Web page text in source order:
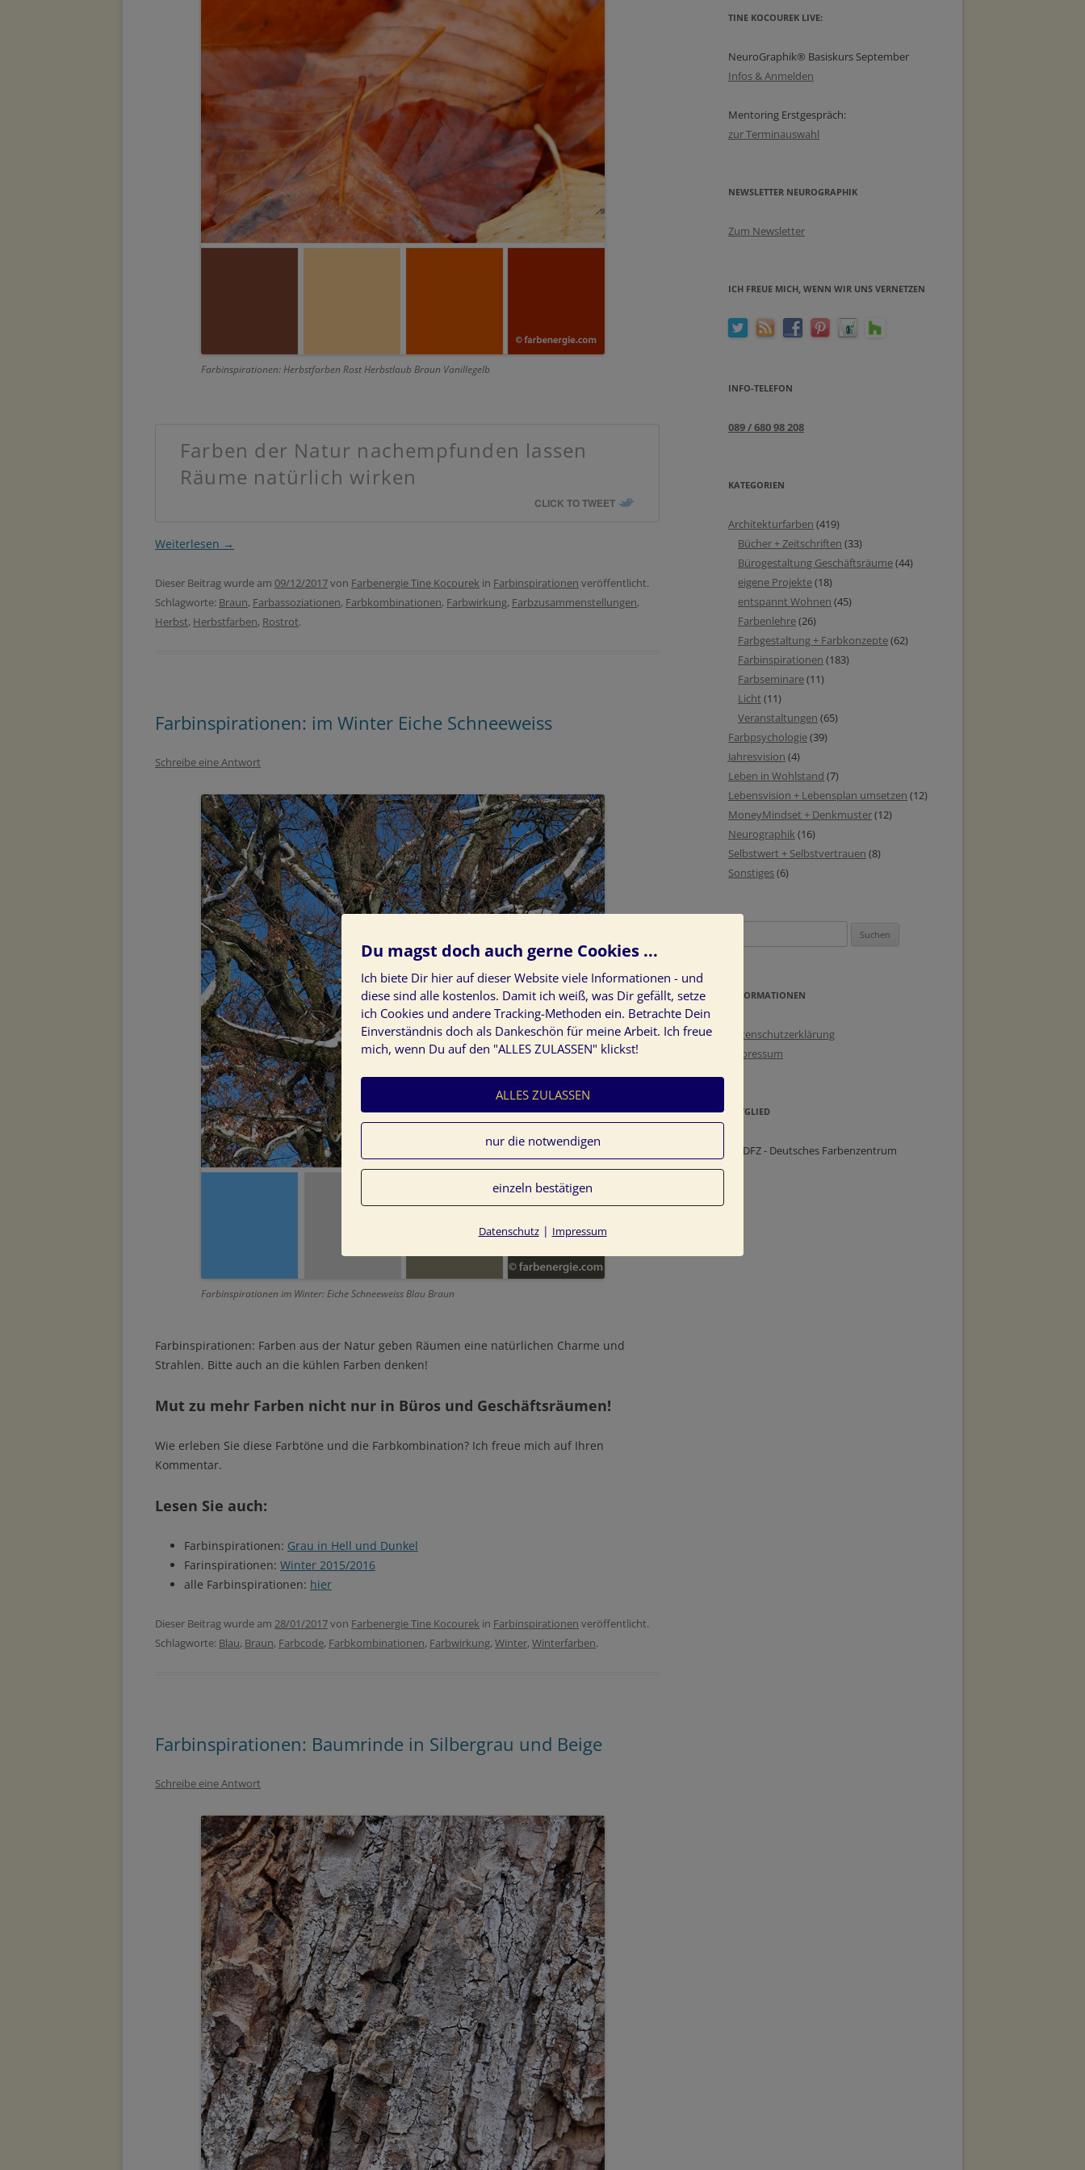
Farbinspirationen: Herbstfarben Rost Herbstlaub Braun Vanillegelb
Farben der Natur nachempfunden lassen
Räume natürlich wirken
CLICK TO TWEET
Weiterlesen →
Dieser Beitrag wurde am 09/12/2017von Farbenergie Tine Kocourek in Farbinspirationen veröffentlicht.
Schlagworte: Braun, Farbassoziationen, Farbkombinationen, Farbwirkung, Farbzusammenstellungen,
Herbst, Herbstfarben, Rostrot.
Farbinspirationen: im Winter Eiche Schneeweiss
Schreibe eine Antwort
Farbinspirationen im Winter: Eiche Schneeweiss Blau Braun
Farbinspirationen: Farben aus der Natur geben Räumen eine natürlichen Charme und
Strahlen. Bitte auch an die kühlen Farben denken!
Mut zu mehr Farben nicht nur in Büros und Geschäftsräumen!
Wie erleben Sie diese Farbtöne und die Farbkombination? Ich freue mich auf Ihren
Kommentar.
Lesen Sie auch:
Farbinspirationen: Grau in Hell und Dunkel
Farinspirationen: Winter 2015/2016
alle Farbinspirationen: hier
Dieser Beitrag wurde am 28/01/2017von Farbenergie Tine Kocourek in Farbinspirationen veröffentlicht.
Schlagworte: Blau, Braun, Farbcode, Farbkombinationen, Farbwirkung, Winter, Winterfarben.
Farbinspirationen: Baumrinde in Silbergrau und Beige
Schreibe eine Antwort
TINE KOCOUREK LIVE:
NeuroGraphik® Basiskurs September
Infos & Anmelden
Mentoring Erstgespräch:
zur Terminauswahl
NEWSLETTER NEUROGRAPHIK
Zum Newsletter
ICH FREUE MICH, WENN WIR UNS VERNETZEN
INFO-TELEFON
089 / 680 98 208
KATEGORIEN
Architekturfarben (419)
Bücher + Zeitschriften (33)
Bürogestaltung Geschäftsräume(44)
eigene Projekte(18)
entspannt Wohnen (45)
Farbenlehre(26)
Farbgestaltung + Farbkonzepte(62)
Farbinspirationen (183)
Farbseminare(11)
Licht (11)
Veranstaltungen (65)
Farbpsychologie(39)
Jahresvision (4)
Leben in Wohlstand (7)
Lebensvision + Lebensplan umsetzen (12)
MoneyMindset + Denkmuster(12)
Neurographik(16)
Selbstwert + Selbstvertrauen (8)
Sonstiges(6)
nach:
INFORMATIONEN
Datenschutzerklärung
Impressum
MITGLIED
im DFZ - Deutsches Farbenzentrum
Du magst doch auch gerne Cookies ...
Ich biete Dir hier auf dieser Website viele Informationen - und
diese sind alle kostenlos. Damit ich weiß, was Dir gefällt, setze
ich Cookies und andere Tracking-Methoden ein. Betrachte Dein
Einverständnis doch als Dankeschön für meine Arbeit. Ich freue
mich, wenn Du auf den "ALLES ZULASSEN" klickst!
ALLES ZULASSEN
nur die notwendigen
einzeln bestätigen
Datenschutz| Impressum